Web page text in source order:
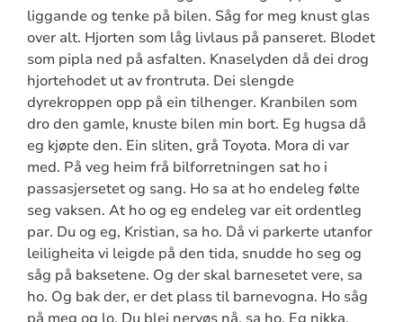
liggande og tenke på bilen. Såg for meg knust glas
over alt. Hjorten som låg livlaus på panseret. Blodet
som pipla ned på asfalten. Knaselyden då dei drog
hjortehodet ut av frontruta. Dei slengde
dyrekroppen opp på ein tilhenger. Kranbilen som
dro den gamle, knuste bilen min bort. Eg hugsa då
eg kjøpte den. Ein sliten, grå Toyota. Mora di var
med. På veg heim frå bilforretningen sat ho i
passasjersetet og sang. Ho sa at ho endeleg følte
seg vaksen. At ho og eg endeleg var eit ordentleg
par. Du og eg, Kristian, sa ho. Då vi parkerte utanfor
leiligheita vi leigde på den tida, snudde ho seg og
såg på baksetene. Og der skal barnesetet vere, sa
ho. Og bak der, er det plass til barnevogna. Ho såg